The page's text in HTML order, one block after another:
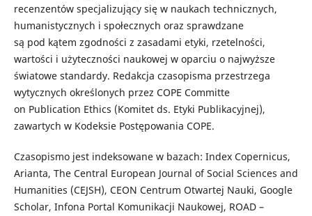
recenzentów specjalizujący się w naukach technicznych,
humanistycznych i społecznych oraz sprawdzane
są pod kątem zgodności z zasadami etyki, rzetelności,
wartości i użyteczności naukowej w oparciu o najwyższe
światowe standardy. Redakcja czasopisma przestrzega
wytycznych określonych przez COPE Committe
on Publication Ethics (Komitet ds. Etyki Publikacyjnej),
zawartych w Kodeksie Postępowania COPE.
Czasopismo jest indeksowane w bazach: Index Copernicus,
Arianta, The Central European Journal of Social Sciences and
Humanities (CEJSH), CEON Centrum Otwartej Nauki, Google
Scholar, Infona Portal Komunikacji Naukowej, ROAD –